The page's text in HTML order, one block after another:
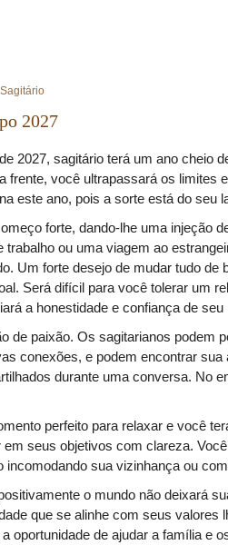
Sagitário
2027
2027, sagitário terá um ano cheio
frente, você ultrapassará os limites
este ano, pois a sorte está do seu
forte, dando-lhe uma injeção
trabalho ou uma viagem ao
Um forte desejo de mudar tudo de
Será difícil para você tolerar um
a honestidade e confiança de seu
de paixão. Os sagitarianos podem
conexões, e podem encontrar sua
durante uma conversa. No
perfeito para relaxar e você
em seus objetivos com clareza.
incomodando sua vizinhança ou
o mundo não deixará
que se alinhe com seus valores
oportunidade de ajudar a família e